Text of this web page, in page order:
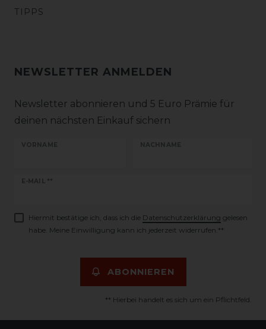
TIPPS
NEWSLETTER ANMELDEN
Newsletter abonnieren und 5 Euro Prämie für
deinen nächsten Einkauf sichern
VORNAME NACHNAME
E-MAIL **
Newsletter
Hiermit bestätige ich, dass ich die Daten­schutz­erklärung gelesen
habe. Meine Einwilligung kann ich jederzeit widerrufen.**
ABONNIEREN
** Hierbei handelt es sich um ein Pflichtfeld.